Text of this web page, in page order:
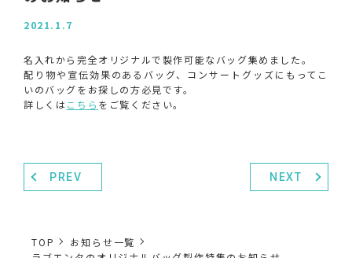
2021.1.7
名入れから完全オリジナルで製作可能なバッグ集めました。
配り物や宣伝効果のあるバッグ、コンサートグッズにもってこ
いのバッグをお探しの方必見です。
詳しくはこちら をご覧ください。
PREV NEXT
TOP
お知らせ一覧